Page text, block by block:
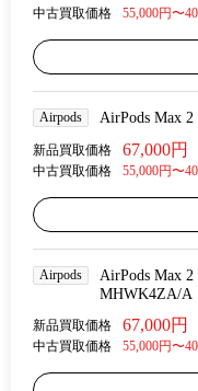
中古買取価格 55,000円〜
Airpods AirPods Max
新品買取価格 67,000円
中古買取価格 55,000円〜
Airpods
AirPods Max
MHWK4ZA/A
新品買取価格 67,000円
中古買取価格 55,000円〜